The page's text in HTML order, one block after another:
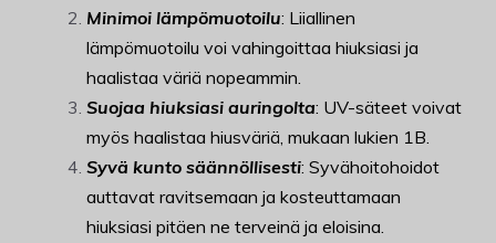
Minimoi lämpömuotoilu: Liiallinen
lämpömuotoilu voi vahingoittaa hiuksiasi ja
haalistaa väriä nopeammin.
Suojaa hiuksiasi auringolta: UV-säteet voivat
myös haalistaa hiusväriä, mukaan lukien 1B.
Syvä kunto säännöllisesti: Syvähoitohoidot
auttavat ravitsemaan ja kosteuttamaan
hiuksiasi pitäen ne terveinä ja eloisina.